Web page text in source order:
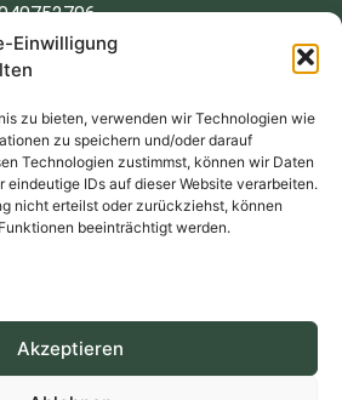
Einwilligung
zu bieten, verwenden wir Technologien wie
zu speichern und/oder darauf
Technologien zustimmst, können wir Daten
IDs auf dieser Website verarbeiten.
nicht erteilst oder zurückziehst, können
beeinträchtigt werden.
Akzeptieren
eG